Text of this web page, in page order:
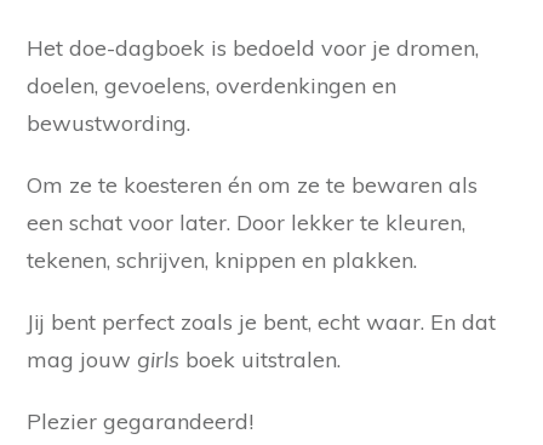
Het doe-dagboek is bedoeld voor je dromen,
doelen, gevoelens, overdenkingen en
bewustwording.
Om ze te koesteren én om ze te bewaren als
een schat voor later. Door lekker te kleuren,
tekenen, schrijven, knippen en plakken.
Jij bent perfect zoals je bent, echt waar. En dat
mag jouw girls boek uitstralen.
Plezier gegarandeerd!